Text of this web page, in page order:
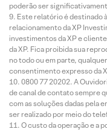
poderão ser
Este relatório é destinado
relacionamento da XP
investimentos da XP e
da XP. Fica proibida sua
no todo ou em parte,
consentimento expresso da
0800 77 20202. A
de canal de contato sempre
com as soluções dadas pela
ser realizado por meio do
O custo da operação e a